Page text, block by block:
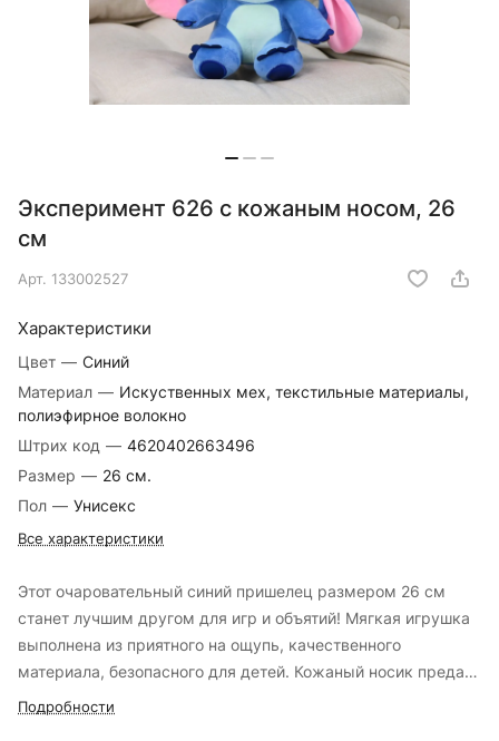
Эксперимент 626 с кожаным носом, 26
см
Арт. 133002527
Характеристики
Цвет — Синий
Материал — Искуственных мех, текстильные материалы,
полиэфирное волокно
Штрих код — 4620402663496
Размер — 26 см.
Пол — Унисекс
Все характеристики
Этот очаровательный синий пришелец размером 26 см
станет лучшим другом для игр и объятий! Мягкая игрушка
выполнена из приятного на ощупь, качественного
материала, безопасного для детей. Кожаный носик предает
игрушке индивидуальности. Эта игрушка станет отличным
Подробности